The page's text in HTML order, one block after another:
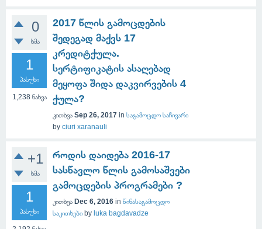
0
ხმა
1
პასუხი
1,238 ნახვა
2017 წლის გამოცდების
შედეგად მაქვს 17
კრედიტქულა.
სერტიფიკატის ასაღებად
მეყოფა შიდა დაკვირვების 4
ქულა?
კითხვა Sep 26, 2017 in საგამოცდო საჩივარი
by ciuri xaranauli
+1
ხმა
1
პასუხი
როდის დაიდება 2016-17
სასწავლო წლის გამოსაშვები
გამოცდების პროგრამები ?
კითხვა Dec 6, 2016 in წინასაგამოცდო
საკითხები by luka bagdavadze